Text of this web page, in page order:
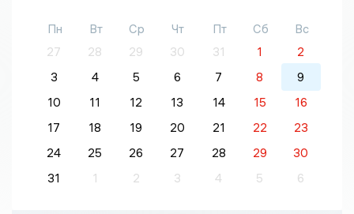
Пн Вт Ср Чт Пт Сб
Вс
27
28 29 30 31 1
2
3
4 5 6 7 8
9
10
11 12 13 14 15
16
17
18 19 20 21 22
23
24
25 26 27 28 29
30
31
1 2 3 4 5 6